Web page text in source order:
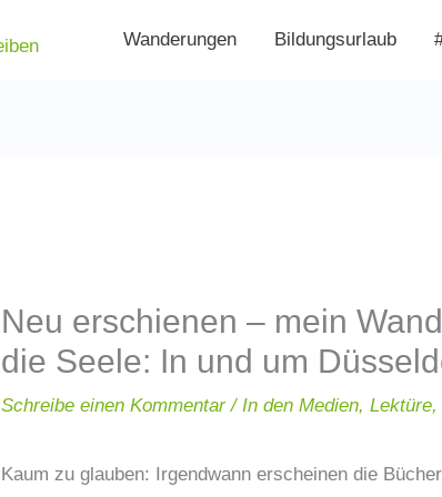
Wanderungen Bildungsurlaub
Neu erschienen – mein
die Seele: In und um
Schreibe einen Kommentar / In den Medien,Lektüre,
Kaum zu glauben: Irgendwann erscheinen die